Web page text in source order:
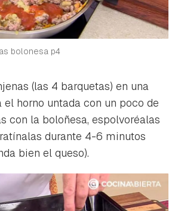
bolonesa p4
(las 4 barquetas) en una
horno untada con un poco de
con la boloñesa, espolvoréalas
durante 4-6 minutos
bien el queso).